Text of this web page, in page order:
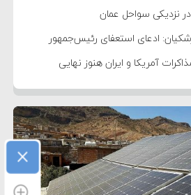
اموال
نزدیکی سواحل عمان
ادعای استعفای رئیس‌جمهور
است
آمریکا و ایران هنوز نهایی
ماشین جنگی ما آماده حمله
است
لغو حمله به ایران
همتای عربستانی درباره همراهی با
برنامه گسترده‌ای برای پاسخ به
داریمجدید علیه ایران را صادر کرد
×